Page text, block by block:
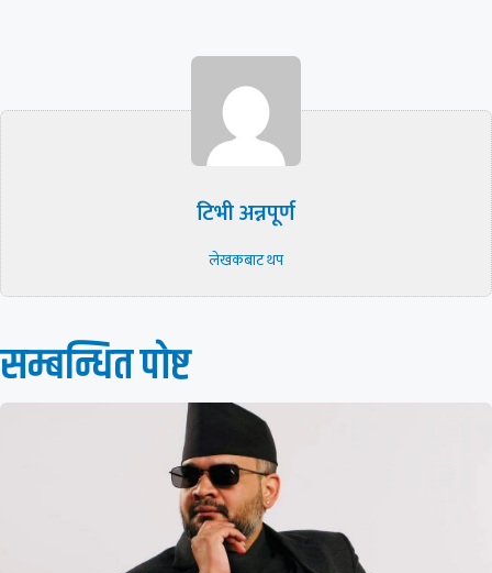
टिभी अन्नपूर्ण
लेखकबाट थप
सम्बन्धित पाेष्ट